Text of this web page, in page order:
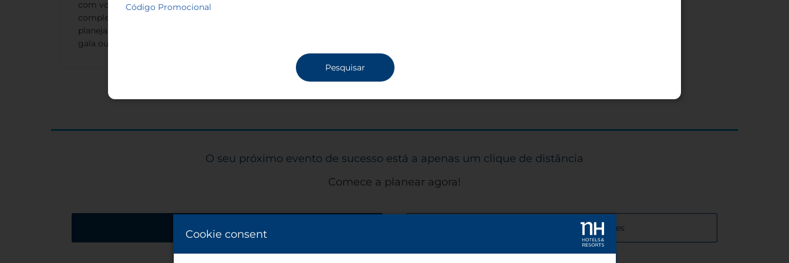
com você para criar um menu que
complemente seu evento, quer você esteja
planejando um coquetel, evento social de
gala ou almoço de negócios.
Solicitando com antecedência, tudo é
possível.
O seu próximo evento de sucesso está a apenas um clique de distância
Comece a planear agora!
Solicite um orçamento Detalhes das salas de reuniões
Código Promocional
Pesquisar
Cookie consent